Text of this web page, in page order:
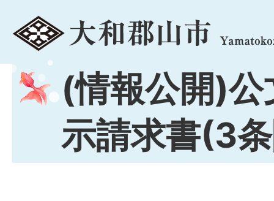
menu
(情報公開)公
示請求書(3